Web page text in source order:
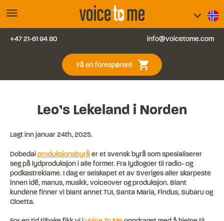
menu
Vanlige spørsmål
Kontakt oss
Blogg
Logg inn
keyboard_arrow_down
+47 21-61 94 80 info@voicetome.com
Få en forespørsel! shopping_cart
Leo’s Lekeland i Norden
Lagt innjanuar 24th, 2025.
Dobedaiproduksjonsbyråer et svensk byrå som spesialiserer
seg på lydproduksjon i alle former. Fra lydlogoer til radio- og
podkastreklame. I dag er selskapet et av Sveriges aller skarpeste
innen idé, manus, musikk, voiceover og produksjon. Blant
kundene finner vi blant annet TUI, Santa Maria, Findus, Subaru og
Cloetta.